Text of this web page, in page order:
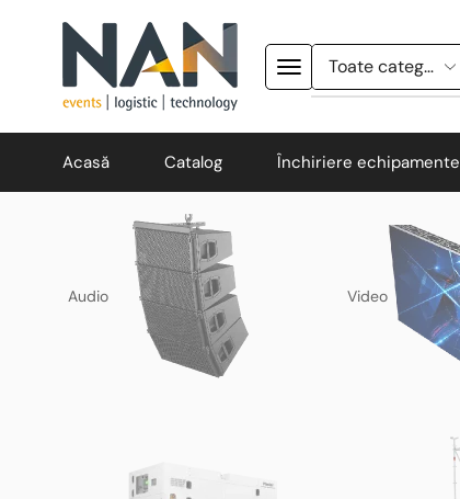
Acasă Catalog Închiriere echipamente
Audio Video